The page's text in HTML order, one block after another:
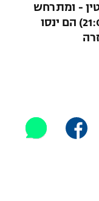
- ומתרחש
פעמיים או שלוש בעונה. הערב (21:00) הם ינסו